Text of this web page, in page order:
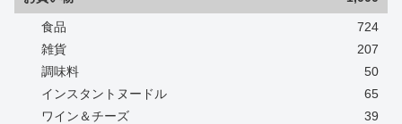
食品
724
雑貨
207
調味料
50
インスタントヌードル
65
ワイン＆チーズ
39